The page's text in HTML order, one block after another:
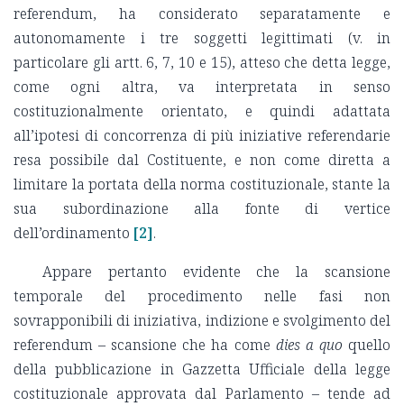
referendum, ha considerato separatamente e
autonomamente i tre soggetti legittimati (v. in
particolare gli artt. 6, 7, 10 e 15), atteso che detta legge,
come ogni altra, va interpretata in senso
costituzionalmente orientato, e quindi adattata
all’ipotesi di concorrenza di più iniziative referendarie
resa possibile dal Costituente, e non come diretta a
limitare la portata della norma costituzionale, stante la
sua subordinazione alla fonte di vertice
dell’ordinamento [2].
Appare pertanto evidente che la scansione
temporale del procedimento nelle fasi non
sovrapponibili di iniziativa, indizione e svolgimento del
referendum – scansione che ha come dies a quo quello
della pubblicazione in Gazzetta Ufficiale della legge
costituzionale approvata dal Parlamento – tende ad